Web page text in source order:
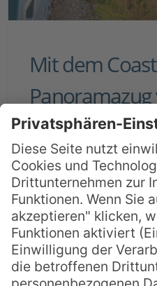
Mit dem
nach
Neuseeland ist ein
Naturliebhaber und
bessere
Schönheit des
mit einem der drei
Panoramazüge.